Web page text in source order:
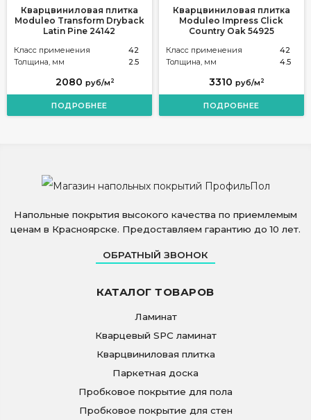
Кварцвиниловая плитка
Moduleo Transform Dryback
Latin Pine 24142
Класс применения
42
Толщина, мм
2.5
2080 руб/м 2
ПОДРОБНЕЕ
Кварцвиниловая плитка
Moduleo Impress Click
Country Oak 54925
Класс применения
42
Толщина, мм
4.5
3310 руб/м 2
ПОДРОБНЕЕ
Напольные покрытия высокого качества по приемлемым
ценам в Красноярске. Предоставляем гарантию до 10 лет.
ОБРАТНЫЙ ЗВОНОК
КАТАЛОГ ТОВАРОВ
Ламинат
Кварцевый SPC ламинат
Кварцвиниловая плитка
Паркетная доска
Пробковое покрытие для пола
Пробковое покрытие для стен